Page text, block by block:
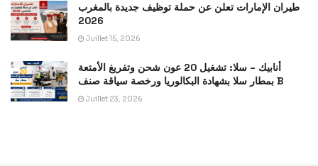
طيران الإمارات تعلن عن حملة توظيف جديدة بالمغرب
2026
Juillet 15, 2026
أنابيك – سلا: تشغيل 20 عون شحن وتفريغ الأمتعة
بمطار سلا بشهادة البكالوريا ورخصة سياقة صنف B
Juillet 23, 2026